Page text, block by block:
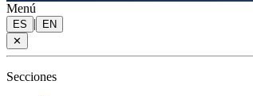
Menú
ES |
EN
✕
Secciones